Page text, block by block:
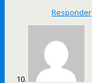
Responder